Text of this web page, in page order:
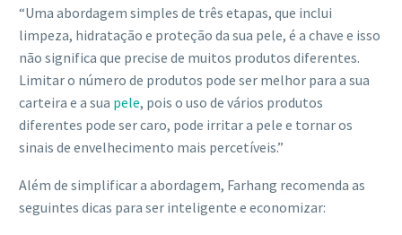
“Uma abordagem simples de três etapas, que inclui
limpeza, hidratação e proteção da sua pele, é a chave e isso
não significa que precise de muitos produtos diferentes.
Limitar o número de produtos pode ser melhor para a sua
carteira e a sua pele, pois o uso de vários produtos
diferentes pode ser caro, pode irritar a pele e tornar os
sinais de envelhecimento mais percetíveis.”
Além de simplificar a abordagem, Farhang recomenda as
seguintes dicas para ser inteligente e economizar: